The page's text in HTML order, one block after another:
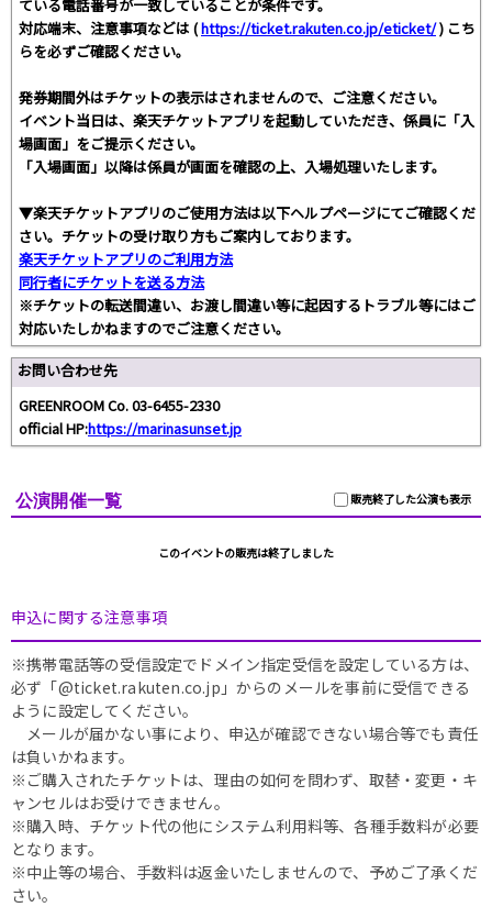
ている電話番号が一致していることが条件です。
対応端末、注意事項などは (https://ticket.rakuten.co.jp/eticket/) こち
らを必ずご確認ください。
発券期間外はチケットの表示はされませんので、ご注意ください。
イベント当日は、楽天チケットアプリを起動していただき、係員に「入
場画面」をご提示ください。
「入場画面」以降は係員が画面を確認の上、入場処理いたします。
▼楽天チケットアプリのご使用方法は以下ヘルプページにてご確認くだ
さい。チケットの受け取り方もご案内しております。
楽天チケットアプリのご利用方法
同行者にチケットを送る方法
※チケットの転送間違い、お渡し間違い等に起因するトラブル等にはご
対応いたしかねますのでご注意ください。
お問い合わせ先
GREENROOM Co. 03-6455-2330
official HP:https://marinasunset.jp
販売終了した公演も表示
公演開催一覧
このイベントの販売は終了しました
申込に関する注意事項
※携帯電話等の受信設定でドメイン指定受信を設定している方は、
必ず「@ticket.rakuten.co.jp」からのメールを事前に受信できる
ように設定してください。
メールが届かない事により、申込が確認できない場合等でも責任
は負いかねます。
※ご購入されたチケットは、理由の如何を問わず、取替・変更・キ
ャンセルはお受けできません。
※購入時、チケット代の他にシステム利用料等、各種手数料が必要
となります。
※中止等の場合、手数料は返金いたしませんので、予めご了承くだ
さい。